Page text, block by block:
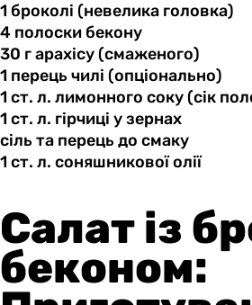
1 броколі (невелика головка)
4 полоски бекону
30 гарахісу(смаженого)
1 перець чилі (опціонально)
1 ст. л. лимонного соку (сік
1 ст. л. гірчиці у зернах
сіль та перець до смаку
1 ст. л. соняшникової олії
Салат із
беконом: